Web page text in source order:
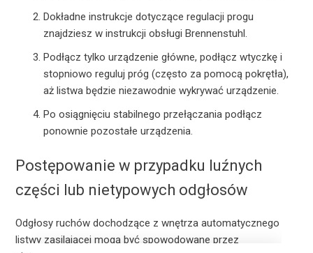
Dokładne instrukcje dotyczące regulacji progu
znajdziesz w instrukcji obsługi Brennenstuhl.
Podłącz tylko urządzenie główne, podłącz wtyczkę i
stopniowo reguluj próg (często za pomocą pokrętła),
aż listwa będzie niezawodnie wykrywać urządzenie.
Po osiągnięciu stabilnego przełączania podłącz
ponownie pozostałe urządzenia.
Postępowanie w przypadku luźnych
części lub nietypowych odgłosów
Odgłosy ruchów dochodzące z wnętrza automatycznego
listwy zasilającej mogą być spowodowane przez